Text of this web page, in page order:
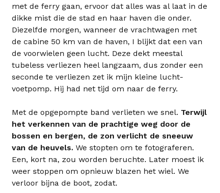
met de ferry gaan, ervoor dat alles was al laat in de
dikke mist die de stad en haar haven die onder.
Diezelfde morgen, wanneer de vrachtwagen met
de cabine 50 km van de haven, I blijkt dat een van
de voorwielen geen lucht. Deze dekt meestal
tubeless verliezen heel langzaam, dus zonder een
seconde te verliezen zet ik mijn kleine lucht-
voetpomp. Hij had net tijd om naar de ferry.
Met de opgepompte band verlieten we snel. Terwijl
het verkennen van de prachtige weg door de
bossen en bergen, de zon verlicht de sneeuw
van de heuvels. We stopten om te fotograferen.
Een, kort na, zou worden beruchte. Later moest ik
weer stoppen om opnieuw blazen het wiel. We
verloor bijna de boot, zodat.